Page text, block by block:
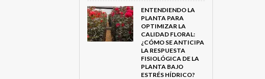
ENTENDIENDO LA
PLANTA PARA
OPTIMIZAR LA
CALIDAD FLORAL:
¿CÓMO SE ANTICIPA
LA RESPUESTA
FISIOLÓGICA DE LA
PLANTA BAJO
ESTRÉS HÍDRICO?